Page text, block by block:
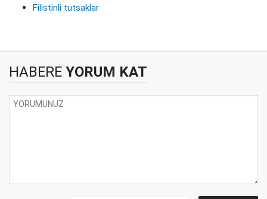
Filistinli tutsaklar
HABERE YORUM KAT